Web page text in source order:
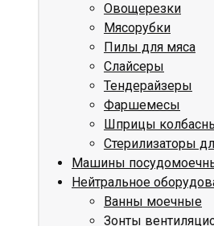
Овощерезки
Мясорубки
Пилы для мяса
Слайсеры
Тендерайзеры
Фаршемесы
Шприцы
Стерилизаторы
Машины
Нейтральное
Ванны моечные
Зонты